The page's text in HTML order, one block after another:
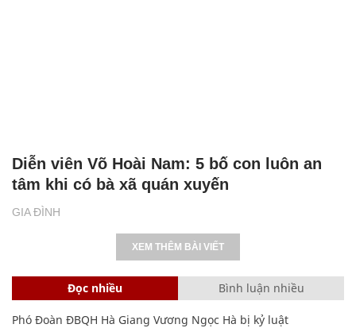
GIA ĐÌNH
Diễn viên Võ Hoài Nam: 5 bố con luôn an
tâm khi có bà xã quán xuyến
XEM THÊM BÀI VIẾT
Đọc nhiều Bình luận nhiều
Phó Đoàn ĐBQH Hà Giang Vương Ngọc Hà bị kỷ luật